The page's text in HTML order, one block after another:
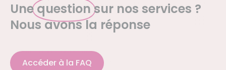
Une question sur nos services ?
Nous avons la réponse
Accéder à la FAQ